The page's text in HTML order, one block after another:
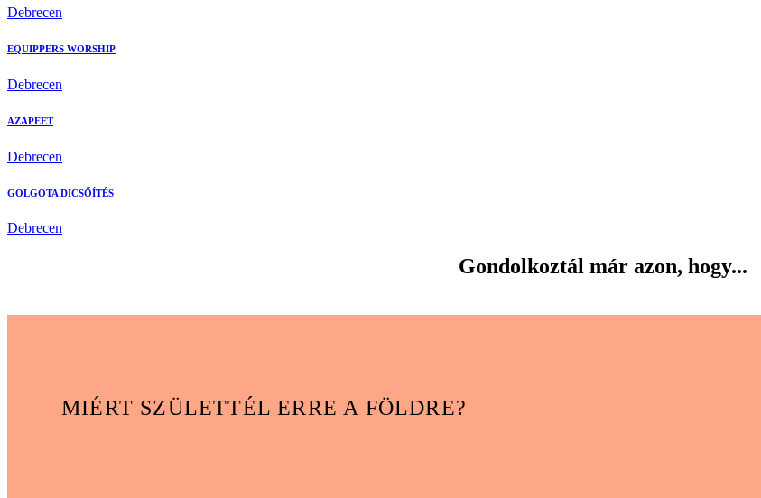
Debrecen
EQUIPPERS WORSHIP
Debrecen
AZAPEET
Debrecen
GOLGOTA DICSŐÍTÉS
Debrecen
Gondolkoztál már azon, hogy...
MIÉRT SZÜLETTÉL ERRE A FÖLDRE?